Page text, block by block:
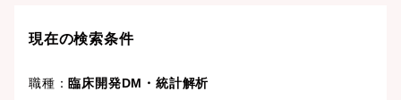
現在の検索条件
職種： 臨床開発DM・統計解析